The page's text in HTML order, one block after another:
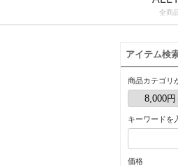
全商
アイテム検
商品カテゴリ
キーワードを
価格